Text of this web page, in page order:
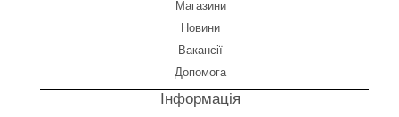
Магазини
Новини
Вакансії
Допомога
Інформація